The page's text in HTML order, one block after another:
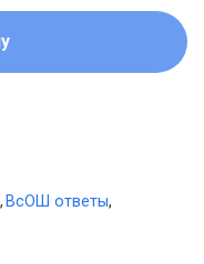
, ВсОШ ответы,